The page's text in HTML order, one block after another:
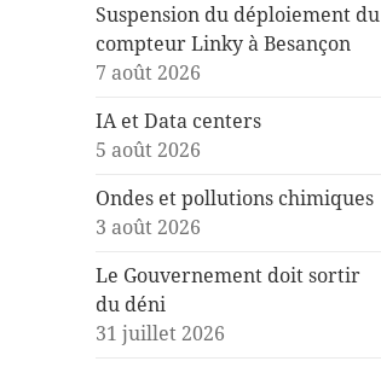
Suspension du déploiement du
compteur Linky à Besançon
7 août 2026
IA et Data centers
5 août 2026
Ondes et pollutions chimiques
3 août 2026
Le Gouvernement doit sortir
du déni
31 juillet 2026